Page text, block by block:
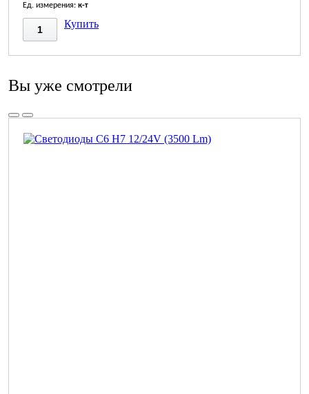
Ед. измерения: к-т
Купить
Вы уже смотрели